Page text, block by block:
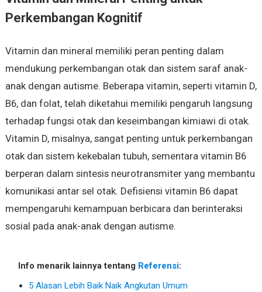
Perkembangan Kognitif
Vitamin dan mineral memiliki peran penting dalam
mendukung perkembangan otak dan sistem saraf anak-
anak dengan autisme. Beberapa vitamin, seperti vitamin D,
B6, dan folat, telah diketahui memiliki pengaruh langsung
terhadap fungsi otak dan keseimbangan kimiawi di otak.
Vitamin D, misalnya, sangat penting untuk perkembangan
otak dan sistem kekebalan tubuh, sementara vitamin B6
berperan dalam sintesis neurotransmiter yang membantu
komunikasi antar sel otak. Defisiensi vitamin B6 dapat
mempengaruhi kemampuan berbicara dan berinteraksi
sosial pada anak-anak dengan autisme.
Info menarik lainnya tentang Referensi:
5 Alasan Lebih Baik Naik Angkutan Umum